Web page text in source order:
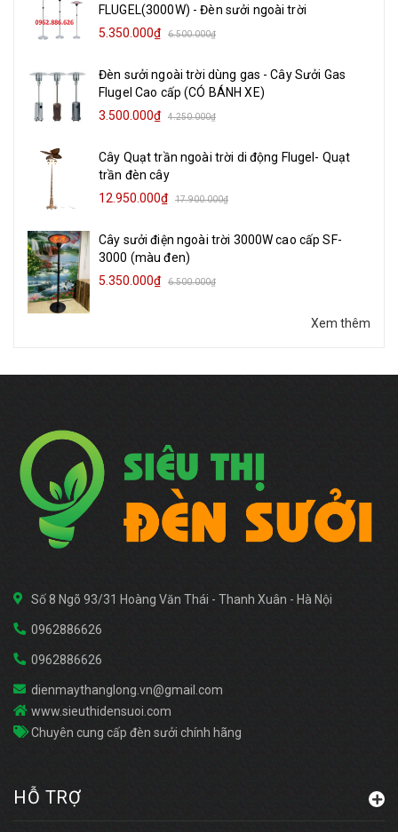
FLUGEL(3000W) - Đèn sưởi ngoài trời
5.350.000₫
6.500.000₫
Đèn sưởi ngoài trời dùng gas - Cây Sưởi Gas
Flugel Cao cấp (CÓ BÁNH XE)
3.500.000₫
4.250.000₫
Cây Quạt trần ngoài trời di động Flugel- Quạt
trần đèn cây
12.950.000₫
17.900.000₫
Cây sưởi điện ngoài trời 3000W cao cấp SF-
3000 (màu đen)
5.350.000₫
6.500.000₫
Xem thêm
Số 8 Ngõ 93/31 Hoàng Văn Thái - Thanh Xuân - Hà Nội
0962886626
0962886626
dienmaythanglong.vn@gmail.com
www.sieuthidensuoi.com
Chuyên cung cấp đèn sưởi chính hãng
HỖ TRỢ